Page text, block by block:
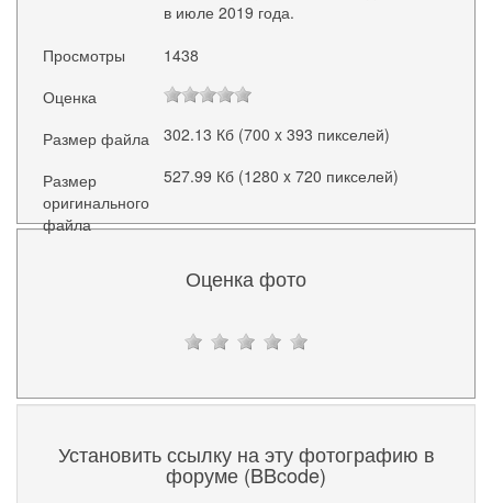
в июле 2019 года.
Просмотры
1438
Оценка
Размер файла
302.13 Кб (700 x 393 пикселей)
Размер
оригинального
файла
527.99 Кб (1280 x 720 пикселей)
Оценка фото
Установить ссылку на эту фотографию в
форуме (BBcode)